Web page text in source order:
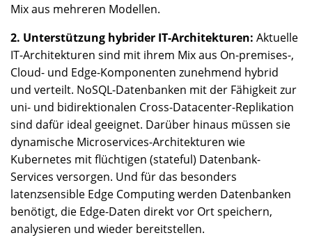
Mix aus mehreren Modellen.
2. Unterstützung hybrider IT-Architekturen: Aktuelle
IT-Architekturen sind mit ihrem Mix aus On-premises-,
Cloud- und Edge-Komponenten zunehmend hybrid
und verteilt. NoSQL-Datenbanken mit der Fähigkeit zur
uni- und bidirektionalen Cross-Datacenter-Replikation
sind dafür ideal geeignet. Darüber hinaus müssen sie
dynamische Microservices-Architekturen wie
Kubernetes mit flüchtigen (stateful) Datenbank-
Services versorgen. Und für das besonders
latenzsensible Edge Computing werden Datenbanken
benötigt, die Edge-Daten direkt vor Ort speichern,
analysieren und wieder bereitstellen.